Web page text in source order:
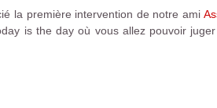
la première intervention de notre ami
is the day où vous allez pouvoir